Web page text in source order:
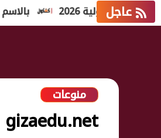
عاجل بالاسم فقط.. نتيجة 2026
منوعات